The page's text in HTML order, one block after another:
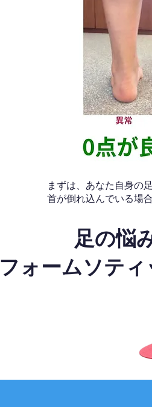
まずは、あなた自身の
首が倒れ込んでいる場
足の悩
フォームソテ